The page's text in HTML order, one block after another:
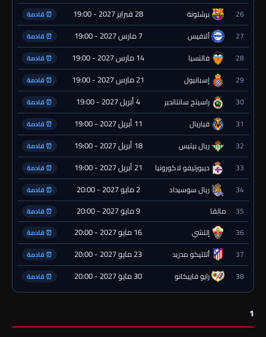
26 برشلونة 28 فبراير 2027 - 19:00 ⏰ قادمة
27 ألافيس 7 مارس 2027 - 19:00 ⏰ قادمة
28 فالنسيا 14 مارس 2027 - 19:00 ⏰ قادمة
29 إسبانيول 21 مارس 2027 - 19:00 ⏰ قادمة
30 راسينج سانتاندير 4 أبريل 2027 - 19:00 ⏰ قادمة
31 فياريال 11 أبريل 2027 - 19:00 ⏰ قادمة
32 ريال بيتيس 18 أبريل 2027 - 19:00 ⏰ قادمة
33 ديبورتيفو لاكورونيا 21 أبريل 2027 - 19:00 ⏰ قادمة
34 ريال سوسيداد 2 مايو 2027 - 20:00 ⏰ قادمة
35 مالقا 9 مايو 2027 - 20:00 ⏰ قادمة
36 إلتشي 16 مايو 2027 - 20:00 ⏰ قادمة
37 أتلتيكو مدريد 23 مايو 2027 - 20:00 ⏰ قادمة
38 رايو فاييكانو 30 مايو 2027 - 20:00 ⏰ قادمة
1